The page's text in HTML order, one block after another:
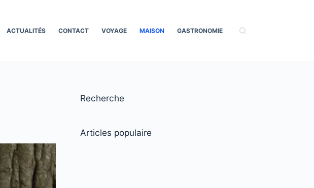
ACTUALITÉS CONTACT VOYAGE MAISON GASTRONOMIE
Recherche
Articles populaire